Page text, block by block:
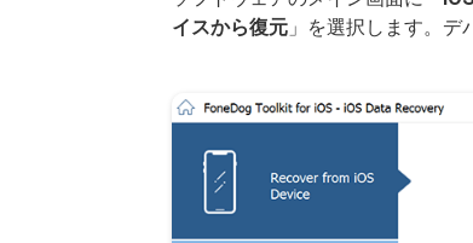
イスから復元 」を選択します。デ